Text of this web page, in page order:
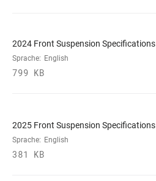
2024 Front Suspension Specifications
Sprache: English
799 KB
2025 Front Suspension Specifications
Sprache: English
381 KB